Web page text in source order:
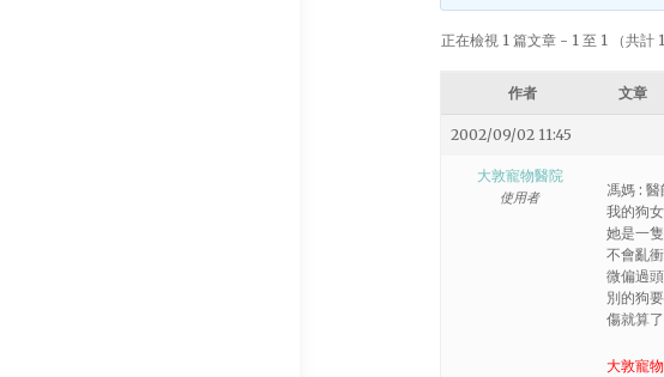
正在檢視 1 篇文章 - 1 至 1 （共計 1
作者 文章
2002/09/02 11:45
大敦寵物醫院
使用者
馮媽 :
我的狗
她是一
不會亂
微偏過
別的狗
傷就算
大敦寵